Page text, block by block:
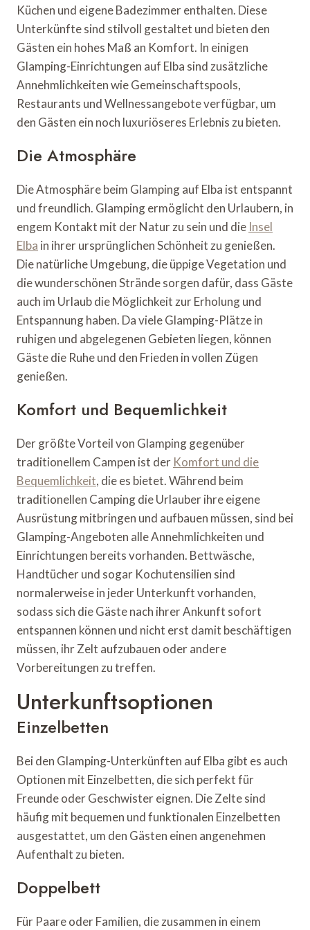
Küchen und eigene Badezimmer enthalten. Diese
Unterkünfte sind stilvoll gestaltet und bieten den
Gästen ein hohes Maß an Komfort. In einigen
Glamping-Einrichtungen auf Elba sind zusätzliche
Annehmlichkeiten wie Gemeinschaftspools,
Restaurants und Wellnessangebote verfügbar, um
den Gästen ein noch luxuriöseres Erlebnis zu bieten.
Die Atmosphäre
Die Atmosphäre beim Glamping auf Elba ist entspannt
und freundlich. Glamping ermöglicht den Urlaubern, in
engem Kontakt mit der Natur zu sein und die Insel
Elba in ihrer ursprünglichen Schönheit zu genießen.
Die natürliche Umgebung, die üppige Vegetation und
die wunderschönen Strände sorgen dafür, dass Gäste
auch im Urlaub die Möglichkeit zur Erholung und
Entspannung haben. Da viele Glamping-Plätze in
ruhigen und abgelegenen Gebieten liegen, können
Gäste die Ruhe und den Frieden in vollen Zügen
genießen.
Komfort und Bequemlichkeit
Der größte Vorteil von Glamping gegenüber
traditionellem Campen ist der Komfort und die
Bequemlichkeit, die es bietet. Während beim
traditionellen Camping die Urlauber ihre eigene
Ausrüstung mitbringen und aufbauen müssen, sind bei
Glamping-Angeboten alle Annehmlichkeiten und
Einrichtungen bereits vorhanden. Bettwäsche,
Handtücher und sogar Kochutensilien sind
normalerweise in jeder Unterkunft vorhanden,
sodass sich die Gäste nach ihrer Ankunft sofort
entspannen können und nicht erst damit beschäftigen
müssen, ihr Zelt aufzubauen oder andere
Vorbereitungen zu treffen.
Unterkunftsoptionen
Einzelbetten
Bei den Glamping-Unterkünften auf Elba gibt es auch
Optionen mit Einzelbetten, die sich perfekt für
Freunde oder Geschwister eignen. Die Zelte sind
häufig mit bequemen und funktionalen Einzelbetten
ausgestattet, um den Gästen einen angenehmen
Aufenthalt zu bieten.
Doppelbett
Für Paare oder Familien, die zusammen in einem